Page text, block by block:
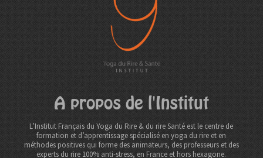
A propos de l'Institut
L’Institut Français du Yoga du Rire & du rire Santé est le centre de
formation et d’apprentissage spécialisé en yoga du rire et en
méthodes positives qui forme des animateurs, des professeurs et des
experts du rire 100% anti-stress, en France et hors hexagone.